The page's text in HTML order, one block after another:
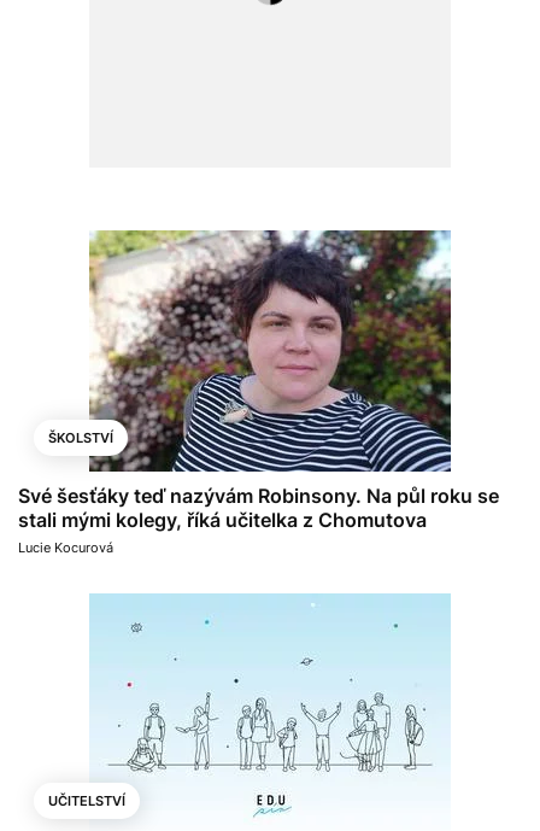
ŠKOLSTVÍ
Své šesťáky teď nazývám Robinsony. Na půl roku se
stali mými kolegy, říká učitelka z Chomutova
Lucie Kocurová
UČITELSTVÍ